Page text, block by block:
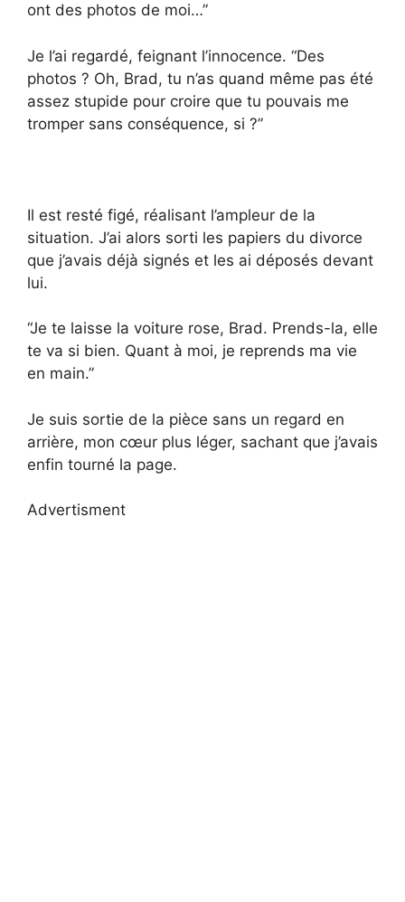
ont des photos de moi…”
Je l’ai regardé, feignant l’innocence. “Des
photos ? Oh, Brad, tu n’as quand même pas été
assez stupide pour croire que tu pouvais me
tromper sans conséquence, si ?”
Il est resté figé, réalisant l’ampleur de la
situation. J’ai alors sorti les papiers du divorce
que j’avais déjà signés et les ai déposés devant
lui.
“Je te laisse la voiture rose, Brad. Prends-la, elle
te va si bien. Quant à moi, je reprends ma vie
en main.”
Je suis sortie de la pièce sans un regard en
arrière, mon cœur plus léger, sachant que j’avais
enfin tourné la page.
Advertisment